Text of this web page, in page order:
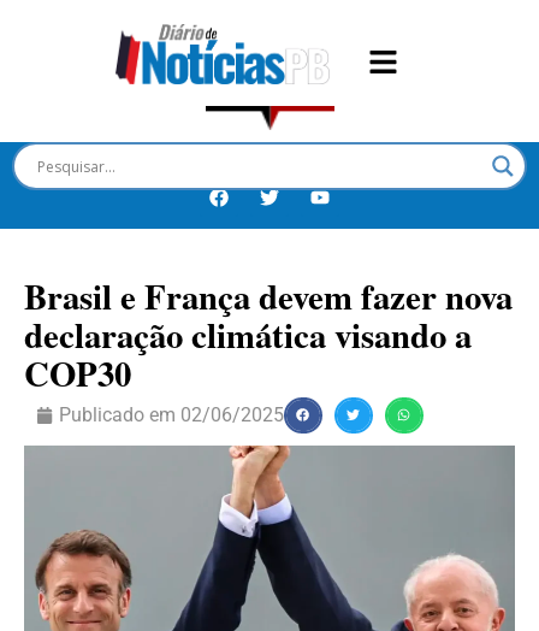
Brasil e França devem fazer nova
declaração climática visando a
COP30
Publicado em 02/06/2025